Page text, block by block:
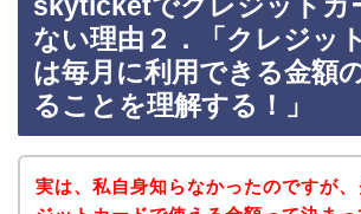
ない理由２．「クレジッ
は毎月に利用できる金額
ることを理解する！」
実は、私自身知らなかったのですが、